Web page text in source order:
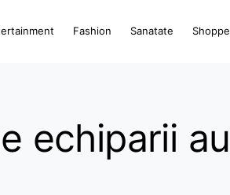
Fashion Sanatate
echiparii